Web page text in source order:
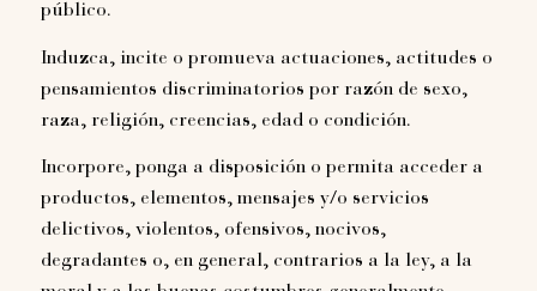
público.
Induzca, incite o promueva actuaciones, actitudes o
pensamientos discriminatorios por razón de sexo,
raza, religión, creencias, edad o condición.
Incorpore, ponga a disposición o permita acceder a
productos, elementos, mensajes y/o servicios
delictivos, violentos, ofensivos, nocivos,
degradantes o, en general, contrarios a la ley, a la